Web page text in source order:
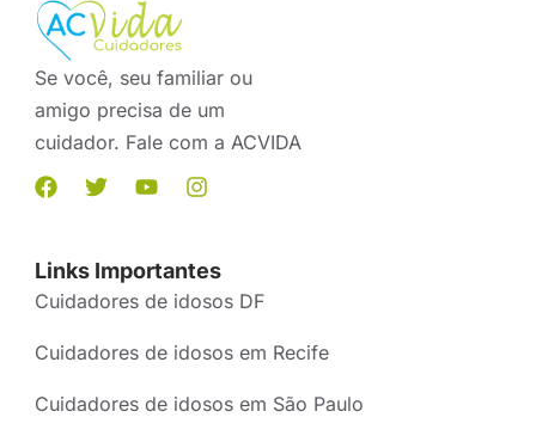
Se você, seu familiar ou
amigo precisa de um
cuidador. Fale com a ACVIDA
Links Importantes
Cuidadores de idosos DF
Cuidadores de idosos em Recife
Cuidadores de idosos em São Paulo